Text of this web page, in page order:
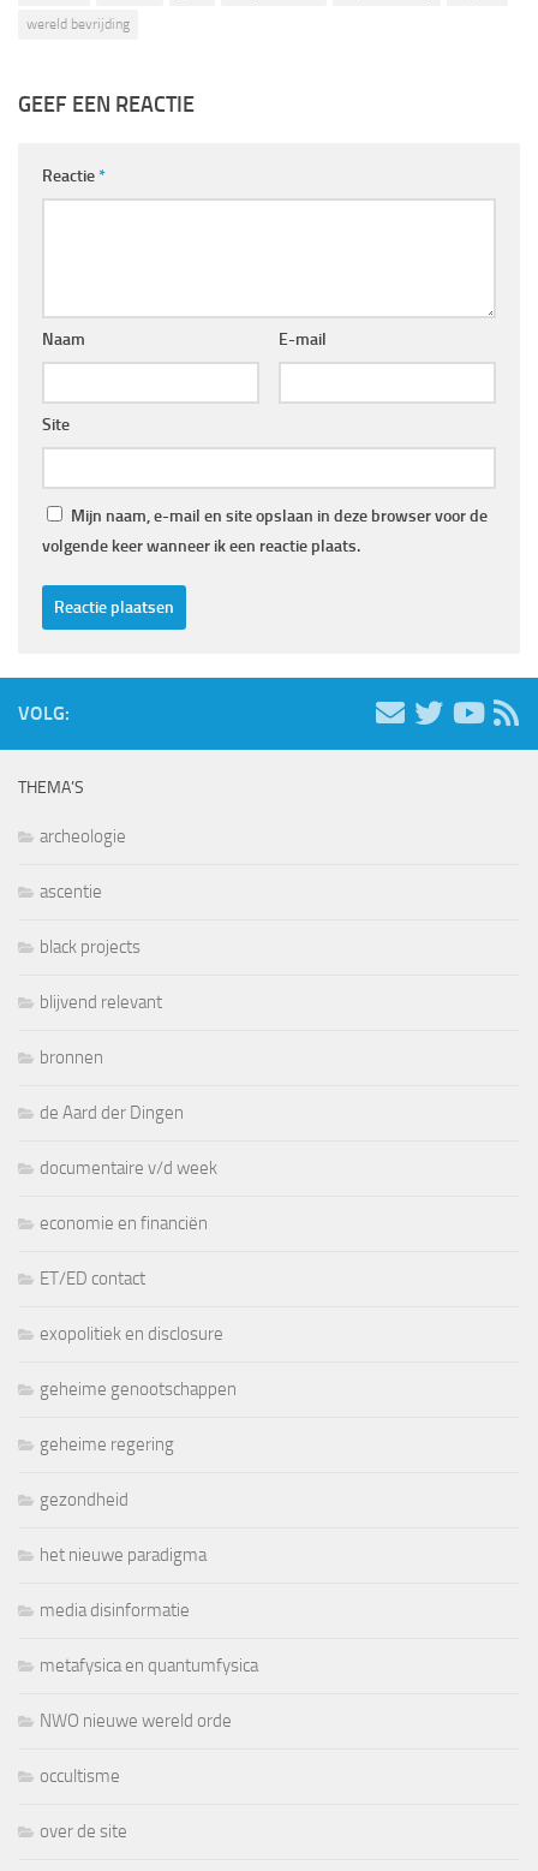
wereld bevrijding
GEEF EEN REACTIE
Reactie*
Naam E-mail
Site
Mijn naam, e-mail en site opslaan in deze browser voor de
volgende keer wanneer ik een reactie plaats.
VOLG:
THEMA’S
archeologie
ascentie
black projects
blijvend relevant
bronnen
de Aard der Dingen
documentaire v/d week
economie en financiën
ET/ED contact
exopolitiek en disclosure
geheime genootschappen
geheime regering
gezondheid
het nieuwe paradigma
media disinformatie
metafysica en quantumfysica
NWO nieuwe wereld orde
occultisme
over de site